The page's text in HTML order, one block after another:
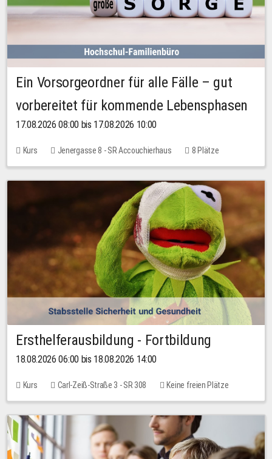
Ein Vorsorgeordner für alle Fälle – gut
vorbereitet für kommende Lebensphasen
17.08.2026 08:00 bis 17.08.2026 10:00
Kurs Jenergasse 8 - SR Accouchierhaus 8 Plätze
Ersthelferausbildung - Fortbildung
18.08.2026 06:00 bis 18.08.2026 14:00
Kurs Carl-Zeiß-Straße 3 - SR 308 Keine freien Plätze